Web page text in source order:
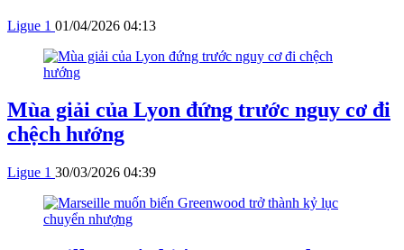
Ligue 1 01/04/2026 04:13
Mùa giải của Lyon đứng trước nguy cơ đi
chệch hướng
Ligue 1 30/03/2026 04:39